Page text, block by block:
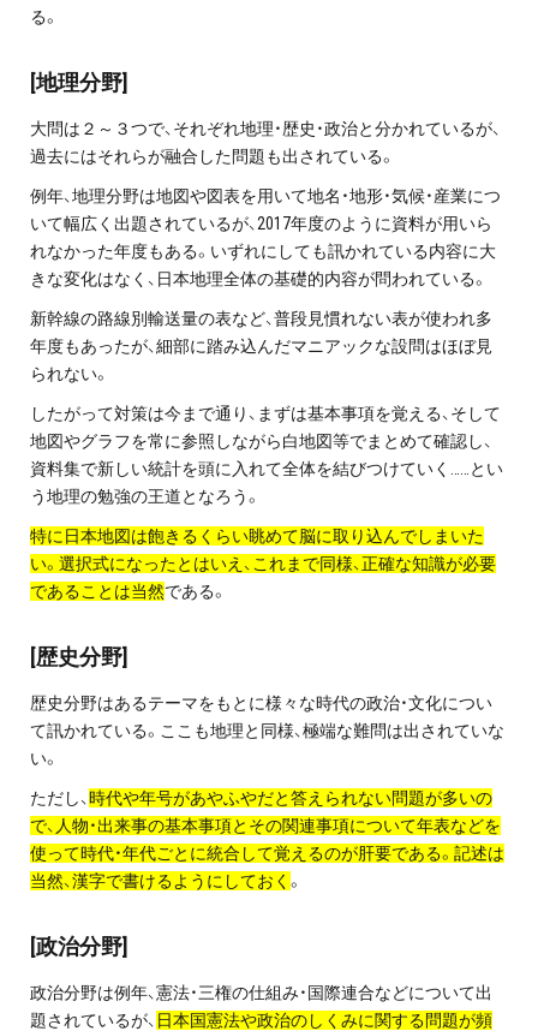
プロ教師が届ける
公式LINE＠
0120-11-3967
受付:9:30～21:30(定休:日曜・祝日)
お問い合わせ・資料請求
無料体験授業とは
る。
[地理分野]
大問は２～３つで、それぞれ地理・歴史・政治と分かれているが、
過去にはそれらが融合した問題も出されている。
例年、地理分野は地図や図表を用いて地名・地形・気候・産業につ
いて幅広く出題されているが、2017年度のように資料が用いら
れなかった年度もある。いずれにしても訊かれている内容に大
きな変化はなく、日本地理全体の基礎的内容が問われている。
新幹線の路線別輸送量の表など、普段見慣れない表が使われ多
年度もあったが、細部に踏み込んだマニアックな設問はほぼ見
られない。
したがって対策は今まで通り、まずは基本事項を覚える、そして
地図やグラフを常に参照しながら白地図等でまとめて確認し、
資料集で新しい統計を頭に入れて全体を結びつけていく……とい
う地理の勉強の王道となろう。
特に日本地図は飽きるくらい眺めて脳に取り込んでしまいた
い。 選択式になったとはいえ、これまで同様、正確な知識が必要
であることは当然である。
[歴史分野]
歴史分野はあるテーマをもとに様々な時代の政治・文化につい
て訊かれている。ここも地理と同様、極端な難問は出されていな
い。
ただし、時代や年号があやふやだと答えられない問題が多いの
で、人物・出来事の基本事項とその関連事項について年表などを
使って時代・年代ごとに統合して覚えるのが肝要である。記述は
当然、漢字で書けるようにしておく 。
[政治分野]
政治分野は例年、憲法・三権の仕組み・国際連合などについて出
題されているが、 日本国憲法や政治のしくみに関する問題が頻